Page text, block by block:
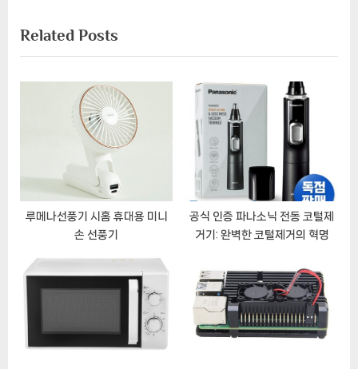
게
이
i
o
u
:
t
P
o
Related Posts
루메나선풍기 시홈 휴대용 미니
손 선풍기
공식 인증 파나소닉 전동 코털제
거기: 완벽한 코털제거의 혁명